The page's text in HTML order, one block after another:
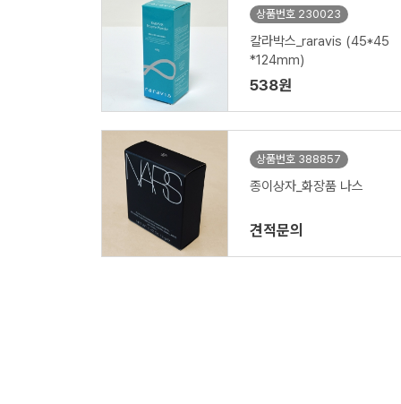
상품번호 230023
칼라박스_raravis (45*45
*124mm)
538원
상품번호 388857
종이상자_화장품 나스
견적문의